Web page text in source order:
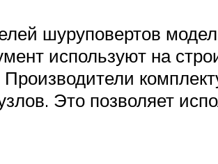
шуруповертов
используют на
Это позволяет